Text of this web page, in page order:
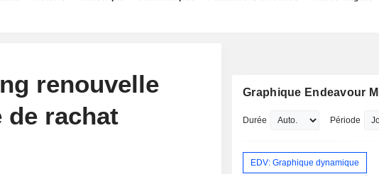
renouvelle
de rachat
Graphique Endeavour
Durée Période
EDV: Graphique dynamique